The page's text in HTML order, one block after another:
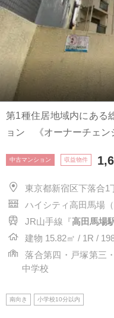
第1種住居地域内にある
ョン 《オーナーチェン
中古マンション 収益物件
東京都新宿区下落合1
ハイシティ高田馬場（
JR山手線『高田馬場
建物 15.82㎡ / 1R /
落合第四・戸塚第三
中学校
南向き 小学校10分以内